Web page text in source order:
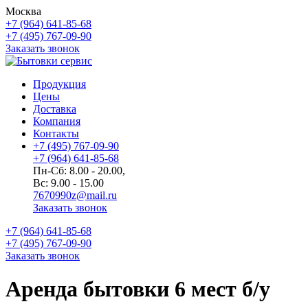
Москва
+7 (964) 641-85-68
+7 (495) 767-09-90
Заказать звонок
Продукция
Цены
Доставка
Компания
Контакты
+7 (495) 767-09-90
+7 (964) 641-85-68
Пн-Сб: 8.00 - 20.00,
Вс: 9.00 - 15.00
7670990z@mail.ru
Заказать звонок
+7 (964) 641-85-68
+7 (495) 767-09-90
Заказать звонок
Аренда бытовки 6 мест б/у